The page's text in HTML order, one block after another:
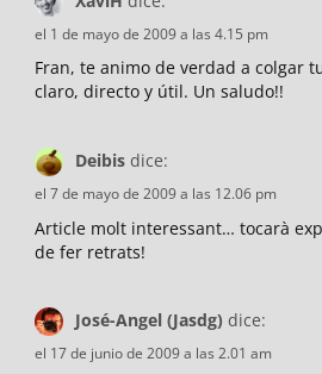
el 1 de mayo de 2009 a las 4.15 pm
Fran, te animo de verdad a colgar
claro, directo y útil. Un saludo!!
Deibis dice:
el 7 de mayo de 2009 a las 12.06 pm
Article molt interessant… tocarà
de fer retrats!
José-Angel (Jasdg) dice:
el 17 de junio de 2009 a las 2.01 am